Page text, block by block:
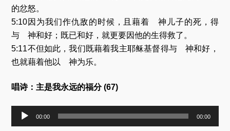
的忿怒。
5:10因为我们作仇敌的时候，且藉着 神儿子的死，得
与 神和好；既已和好，就更要因他的生得救了。
5:11不但如此，我们既藉着我主耶稣基督得与 神和好，
也就藉着他以 神为乐。
唱诗：主是我永远的福分 (67)
00:00 00:00